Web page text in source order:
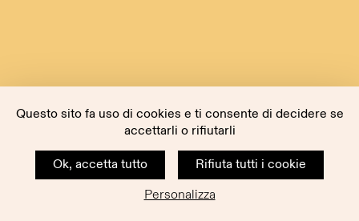
Questo sito fa uso di cookies e ti consente di decidere se
accettarli o rifiutarli
Ok, accetta tutto
Rifiuta tutti i cookie
Personalizza